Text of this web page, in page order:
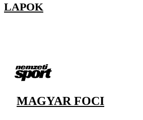
LAPOK
MAGYAR FOCI